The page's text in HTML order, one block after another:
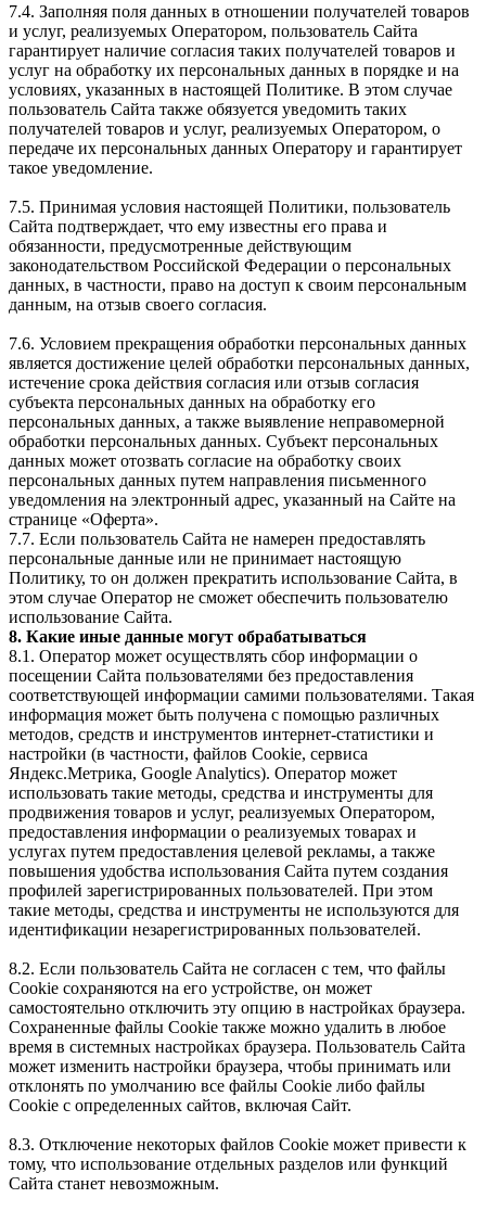
7.4. Заполняя поля данных в отношении получателей товаров
и услуг, реализуемых Оператором, пользователь Сайта
гарантирует наличие согласия таких получателей товаров и
услуг на обработку их персональных данных в порядке и на
условиях, указанных в настоящей Политике. В этом случае
пользователь Сайта также обязуется уведомить таких
получателей товаров и услуг, реализуемых Оператором, о
передаче их персональных данных Оператору и гарантирует
такое уведомление.
7.5. Принимая условия настоящей Политики, пользователь
Сайта подтверждает, что ему известны его права и
обязанности, предусмотренные действующим
законодательством Российской Федерации о персональных
данных, в частности, право на доступ к своим персональным
данным, на отзыв своего согласия.
7.6. Условием прекращения обработки персональных данных
является достижение целей обработки персональных данных,
истечение срока действия согласия или отзыв согласия
субъекта персональных данных на обработку его
персональных данных, а также выявление неправомерной
обработки персональных данных. Субъект персональных
данных может отозвать согласие на обработку своих
персональных данных путем направления письменного
уведомления на электронный адрес, указанный на Сайте на
странице «Оферта».
7.7. Если пользователь Сайта не намерен предоставлять
персональные данные или не принимает настоящую
Политику, то он должен прекратить использование Сайта, в
этом случае Оператор не сможет обеспечить пользователю
использование Сайта.
8. Какие иные данные могут обрабатываться
8.1. Оператор может осуществлять сбор информации о
посещении Сайта пользователями без предоставления
соответствующей информации самими пользователями. Такая
информация может быть получена с помощью различных
методов, средств и инструментов интернет-статистики и
настройки (в частности, файлов Cookie, сервиса
Яндекс.Метрика, Google Analytics). Оператор может
использовать такие методы, средства и инструменты для
продвижения товаров и услуг, реализуемых Оператором,
предоставления информации о реализуемых товарах и
услугах путем предоставления целевой рекламы, а также
повышения удобства использования Сайта путем создания
профилей зарегистрированных пользователей. При этом
такие методы, средства и инструменты не используются для
идентификации незарегистрированных пользователей.
8.2. Если пользователь Сайта не согласен с тем, что файлы
Cookie сохраняются на его устройстве, он может
самостоятельно отключить эту опцию в настройках браузера.
Сохраненные файлы Cookie также можно удалить в любое
время в системных настройках браузера. Пользователь Сайта
может изменить настройки браузера, чтобы принимать или
отклонять по умолчанию все файлы Cookie либо файлы
Cookie с определенных сайтов, включая Сайт.
8.3. Отключение некоторых файлов Cookie может привести к
тому, что использование отдельных разделов или функций
Сайта станет невозможным.